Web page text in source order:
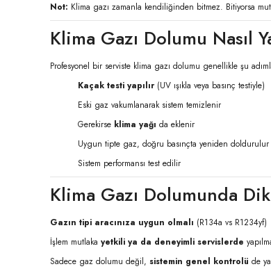
Not: Klima gazı zamanla kendiliğinden bitmez. Bitiyorsa
Klima Gazı Dolumu Nasıl
Profesyonel bir serviste klima gazı dolumu genellikle şu
Kaçak testi yapılır (UV ışıkla veya basınç testiyle)
Eski gaz vakumlanarak sistem temizlenir
Gerekirse klima yağı da eklenir
Uygun tipte gaz, doğru basınçta yeniden doldurulur
Sistem performansı test edilir
Klima Gazı Dolumunda
Gazın tipi aracınıza uygun olmalı (R134a vs R1234yf)
İşlem mutlaka yetkili ya da deneyimli servislerde
Sadece gaz dolumu değil, sistemin genel kontrolü de